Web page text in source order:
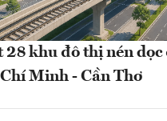
28 khu đô thị nén dọc
Minh - Cần Thơ